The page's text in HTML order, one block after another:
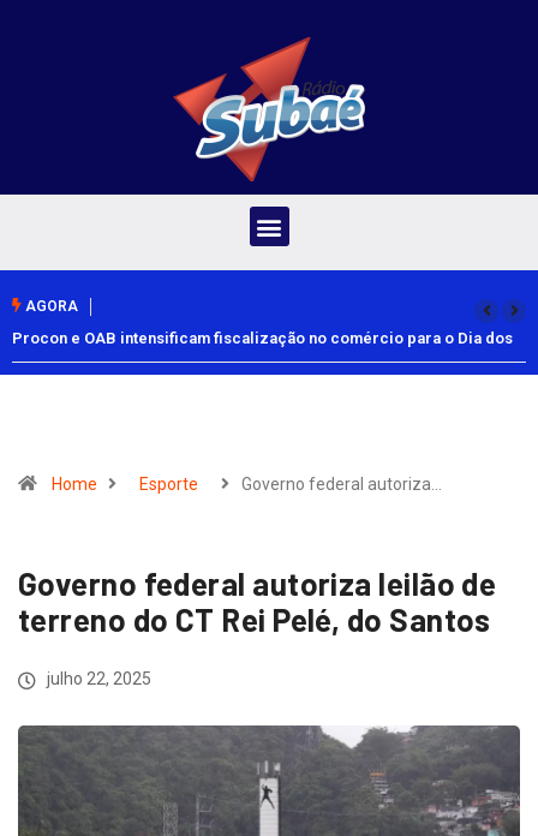
AGORA
Procon e OAB intensificam fiscalização no comércio para o Dia dos
Pais
Home Esporte Governo federal autoriza…
Governo federal autoriza leilão de
terreno do CT Rei Pelé, do Santos
julho 22, 2025